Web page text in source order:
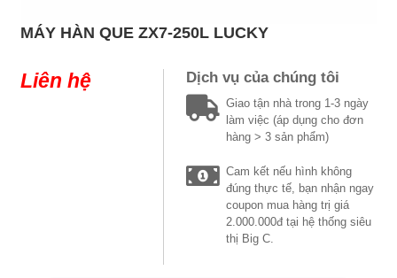
MÁY HÀN QUE ZX7-250L LUCKY
Liên hệ Dịch vụ của chúng tôi
Giao tận nhà trong 1-3 ngày
làm việc (áp dụng cho đơn
hàng > 3 sản phẩm)
Cam kết nếu hình không
đúng thực tế, bạn nhận ngay
coupon mua hàng trị giá
2.000.000đ tại hệ thống siêu
thị Big C.